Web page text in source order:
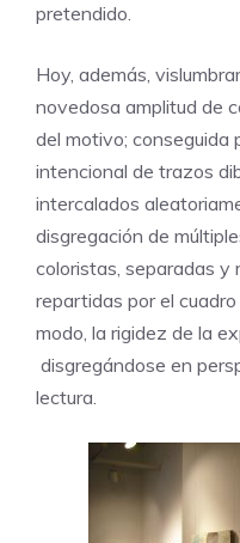
pretendido.
Hoy, además,
novedosa amplitud de
del motivo; conseguida
intencional de trazos
intercalados
disgregación de
coloristas, separadas
repartidas por el
modo, la rigidez de la
disgregándose en
lectura.